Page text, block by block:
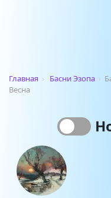
Главная › Басни Эзопа ›
Весна